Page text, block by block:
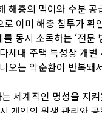
해충의 먹이와 수분 공
이미 해충 침투가 확
동시 소독하는 ‘전문
세대 주택 특성상 개별
오는 악순환이 반복돼
세계적인 명성을 지